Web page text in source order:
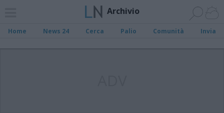
Archivio
Home News 24 Cerca Palio Comunità Invia